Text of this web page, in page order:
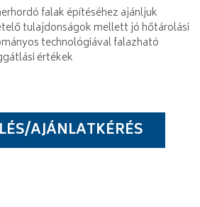
falak építéséhez ajánljuk
tulajdonságok mellett jó hőtárolási
technológiával falazható
értékek
AJÁNLATKÉRÉS